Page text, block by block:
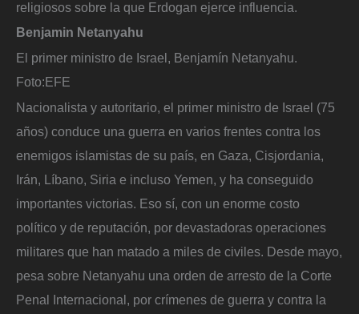
religiosos sobre la que Erdogan ejerce influencia.
Benjamin Netanyahu
El primer ministro de Israel, Benjamín Netanyahu.
Foto:EFE
Nacionalista y autoritario, el primer ministro de Israel (75
años) conduce una guerra en varios frentes contra los
enemigos islamistas de su país, en Gaza, Cisjordania,
Irán, Líbano, Siria e incluso Yemen, y ha conseguido
importantes victorias. Eso sí, con un enorme costo
político y de reputación, por devastadoras operaciones
militares que han matado a miles de civiles. Desde mayo,
pesa sobre Netanyahu una orden de arresto de la Corte
Penal Internacional, por crímenes de guerra y contra la